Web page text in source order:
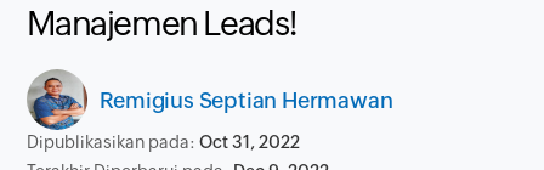
Manajemen Leads!
Remigius Septian Hermawan
Dipublikasikan pada:Oct 31, 2022